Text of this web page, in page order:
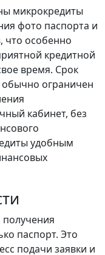
микрокредиты
фото паспорта и
что особенно
кредитной
время. Срок
ограничен
кабинет, без
удобным
получения
паспорт. Это
подачи заявки и